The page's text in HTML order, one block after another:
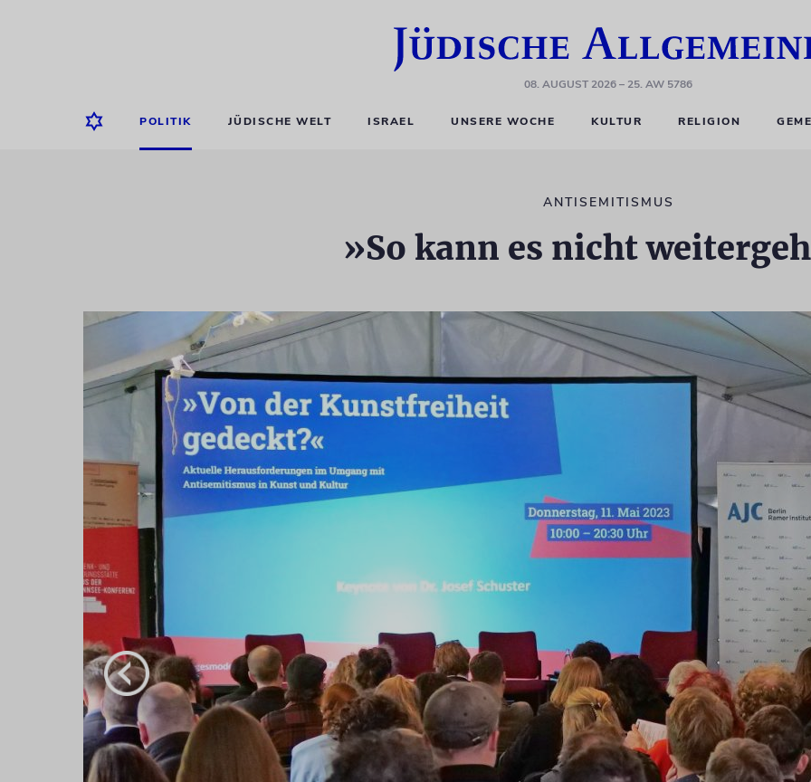
08. AUGUST 2026– 25. AW 5786
POLITIK JÜDISCHE WELT ISRAEL UNSERE WOCHE KULTUR RELIGION
ANTISEMITISMUS
»So kann es nicht